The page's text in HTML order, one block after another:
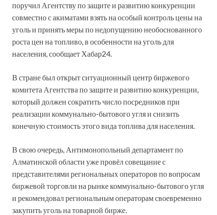
поручил Агентству по защите и развитию конкуренции
совместно с акиматами взять на особый контроль цены на
уголь и принять меры по недопущению необоснованного
роста цен на топливо, в особенности на уголь для
населения, сообщает Хабар24.
В стране был открыт ситуационный центр биржевого
комитета Агентства по защите и развитию конкуренции,
который должен сократить число посредников при
реализации коммунально-бытового угля и снизить
конечную стоимость этого вида топлива для населения.
В свою очередь, Антимонопольный департамент по
Алматинской области уже провёл совещание с
представителями региональных операторов по вопросам
биржевой торговли на рынке коммунально-бытового угля
и рекомендовал региональным операторам своевременно
закупить уголь на товарной бирже.